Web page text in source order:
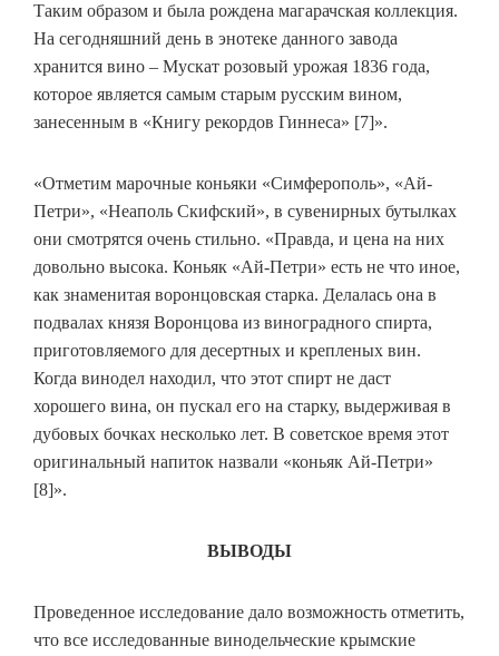
Таким образом и была рождена магарачская коллекция.
На сегодняшний день в энотеке данного завода
хранится вино – Мускат розовый урожая 1836 года,
которое является самым старым русским вином,
занесенным в «Книгу рекордов Гиннеса» [7]».
«Отметим марочные коньяки «Симферополь», «Ай-
Петри», «Неаполь Скифский», в сувенирных бутылках
они смотрятся очень стильно. «Правда, и цена на них
довольно высока. Коньяк «Ай-Петри» есть не что иное,
как знаменитая воронцовская старка. Делалась она в
подвалах князя Воронцова из виноградного спирта,
приготовляемого для десертных и крепленых вин.
Когда винодел находил, что этот спирт не даст
хорошего вина, он пускал его на старку, выдерживая в
дубовых бочках несколько лет. В советское время этот
оригинальный напиток назвали «коньяк Ай-Петри»
[8]».
ВЫВОДЫ
Проведенное исследование дало возможность отметить,
что все исследованные винодельческие крымские